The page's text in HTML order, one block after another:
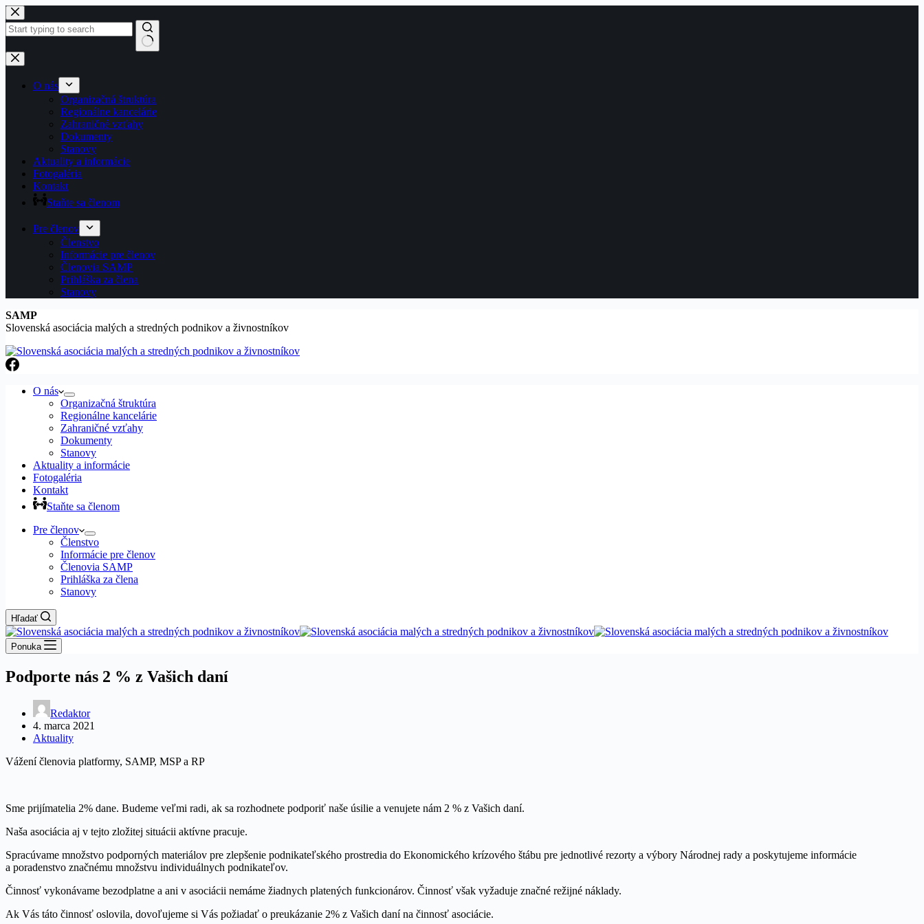
Preskočiť
na
obsah
Žiadne
výsledky
O nás
Organizačná štruktúra
Regionálne kancelárie
Zahraničné vzťahy
Dokumenty
Stanovy
Aktuality a informácie
Fotogaléria
Kontakt
Staňte sa členom
Pre členov
Členstvo
Informácie pre členov
Členovia SAMP
Prihláška za člena
Stanovy
SAMP
Slovenská asociácia malých a stredných podnikov a živnostníkov
O nás
Organizačná štruktúra
Regionálne kancelárie
Zahraničné vzťahy
Dokumenty
Stanovy
Aktuality a informácie
Fotogaléria
Kontakt
Staňte sa členom
Pre členov
Členstvo
Informácie pre členov
Členovia SAMP
Prihláška za člena
Stanovy
Hľadať
Ponuka
Podporte nás 2 % z Vašich daní
Redaktor
4. marca 2021
Aktuality
Vážení členovia platformy, SAMP, MSP a RP
Sme prijímatelia 2% dane. Budeme veľmi radi, ak sa rozhodnete podporiť naše úsilie a venujete nám 2 % z Vašich daní.
Naša asociácia aj v tejto zložitej situácii aktívne pracuje.
Spracúvame množstvo podporných materiálov pre zlepšenie podnikateľského prostredia do Ekonomického krízového štábu pre jednotlivé rezorty a výbory Národnej rady a poskytujeme informácie
a poradenstvo značnému množstvu individuálnych podnikateľov.
Činnosť vykonávame bezodplatne a ani v asociácii nemáme žiadnych platených funkcionárov. Činnosť však vyžaduje značné režijné náklady.
Ak Vás táto činnosť oslovila, dovoľujeme si Vás požiadať o preukázanie 2% z Vašich daní na činnosť asociácie.